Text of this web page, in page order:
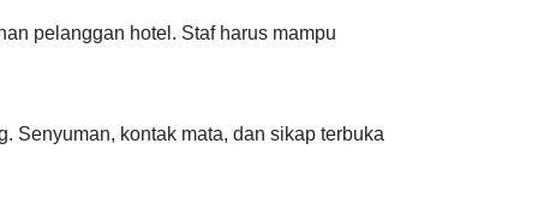
pelanggan hotel. Staf harus mampu
Senyuman, kontak mata, dan sikap terbuka